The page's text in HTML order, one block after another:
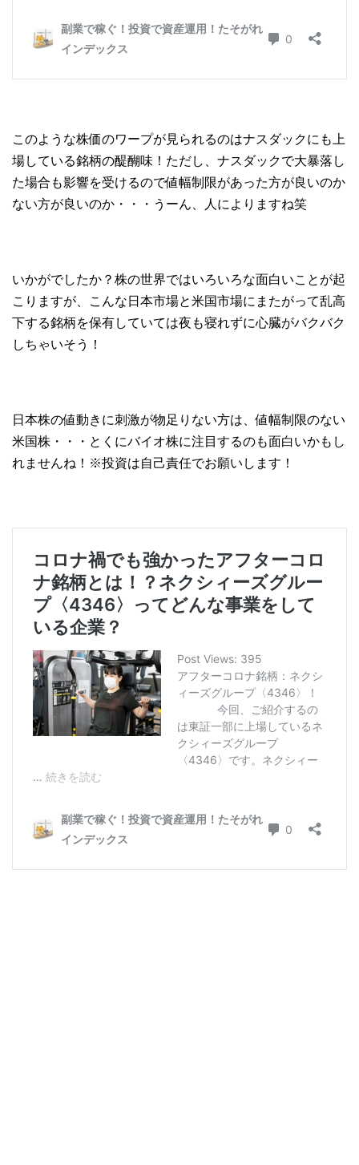
このような株価のワープが見られるのはナスダックにも上
場している銘柄の醍醐味！ただし、ナスダックで大暴落し
た場合も影響を受けるので値幅制限があった方が良いのか
ない方が良いのか・・・うーん、人によりますね笑
いかがでしたか？株の世界ではいろいろな面白いことが起
こりますが、こんな日本市場と米国市場にまたがって乱高
下する銘柄を保有していては夜も寝れずに心臓がバクバク
しちゃいそう！
日本株の値動きに刺激が物足りない方は、値幅制限のない
米国株・・・とくにバイオ株に注目するのも面白いかもし
れませんね！※投資は自己責任でお願いします！